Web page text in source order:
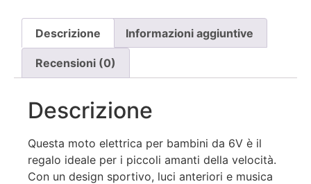
Descrizione Informazioni aggiuntive
Recensioni (0)
Descrizione
Questa moto elettrica per bambini da 6V è il
regalo ideale per i piccoli amanti della velocità.
Con un design sportivo, luci anteriori e musica